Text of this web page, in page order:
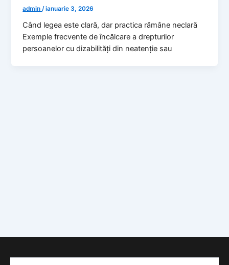
admin/ianuarie 3, 2026
Când legea este clară, dar practica rămâne neclară
Exemple frecvente de încălcare a drepturilor
persoanelor cu dizabilități din neatenție sau